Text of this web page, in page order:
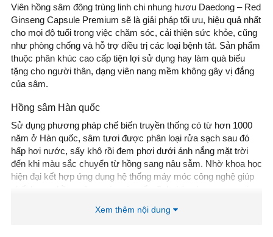
Viên hồng sâm đông trùng linh chi nhung hươu Daedong – Red
Ginseng Capsule Premium sẽ là giải pháp tối ưu, hiệu quả nhất
cho mọi độ tuổi trong việc chăm sóc, cải thiện sức khỏe, cũng
như phòng chống và hỗ trợ điều trị các loại bệnh tât. Sản phẩm
thuộc phân khúc cao cấp tiện lợi sử dụng hay làm quà biếu
tặng cho người thân, dạng viên nang mềm không gây vị đắng
của sâm.
Hồng sâm Hàn quốc
Sử dụng phương pháp chế biến truyền thống có từ hơn 1000
năm ở Hàn quốc, sâm tươi được phân loại rửa sạch sau đó
hấp hơi nước, sấy khô rồi đem phơi dưới ánh nắng mặt trời
đến khi màu sắc chuyển từ hồng sang nâu sẫm. Nhờ khoa học
hiện đại kết hợp ứng dụng hệ thống máy móc công nghệ giúp
Xem thêm nội dung